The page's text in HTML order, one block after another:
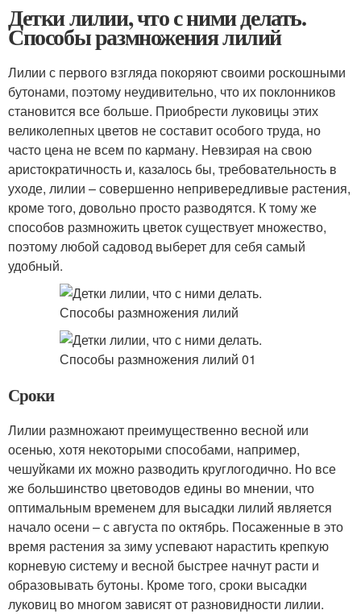
Детки лилии, что с ними делать.
Способы размножения лилий
Лилии с первого взгляда покоряют своими роскошными
бутонами, поэтому неудивительно, что их поклонников
становится все больше. Приобрести луковицы этих
великолепных цветов не составит особого труда, но
часто цена не всем по карману. Невзирая на свою
аристократичность и, казалось бы, требовательность в
уходе, лилии – совершенно непривередливые растения,
кроме того, довольно просто разводятся. К тому же
способов размножить цветок существует множество,
поэтому любой садовод выберет для себя самый
удобный.
Сроки
Лилии размножают преимущественно весной или
осенью, хотя некоторыми способами, например,
чешуйками их можно разводить круглогодично. Но все
же большинство цветоводов едины во мнении, что
оптимальным временем для высадки лилий является
начало осени – с августа по октябрь. Посаженные в это
время растения за зиму успевают нарастить крепкую
корневую систему и весной быстрее начнут расти и
образовывать бутоны. Кроме того, сроки высадки
луковиц во многом зависят от разновидности лилии.